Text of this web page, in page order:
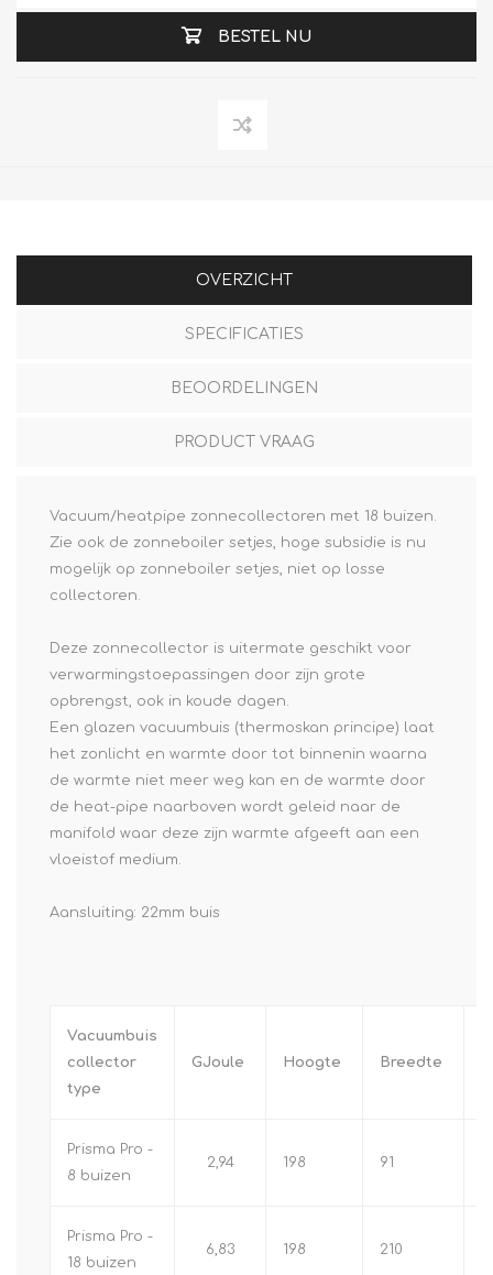
BESTEL NU
OVERZICHT
SPECIFICATIES
BEOORDELINGEN
PRODUCT VRAAG
Vacuum/heatpipe zonnecollectoren met 18 buizen.
Zie ook de zonneboiler setjes, hoge subsidie is nu
mogelijk op zonneboiler setjes, niet op losse
collectoren.
Deze zonnecollector is uitermate geschikt voor
verwarmingstoepassingen door zijn grote
opbrengst, ook in koude dagen.
Een glazen vacuumbuis (thermoskan principe) laat
het zonlicht en warmte door tot binnenin waarna
de warmte niet meer weg kan en de warmte door
de heat-pipe naarboven wordt geleid naar de
manifold waar deze zijn warmte afgeeft aan een
vloeistof medium.
Aansluiting: 22mm buis
Vacuumbuis
collector
type
GJoule Hoogte Breedte
Prisma Pro -
8 buizen
2,94 198 91
Prisma Pro -
18 buizen
6,83 198 210